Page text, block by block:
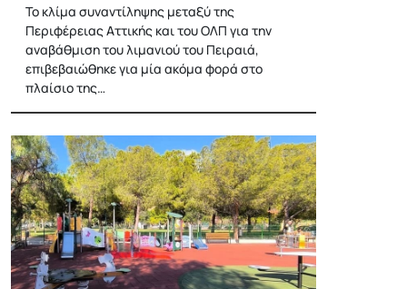
Το κλίμα συναντίληψης μεταξύ της
Περιφέρειας Αττικής και του ΟΛΠ για την
αναβάθμιση του λιμανιού του Πειραιά,
επιβεβαιώθηκε για μία ακόμα φορά στο
πλαίσιο της…